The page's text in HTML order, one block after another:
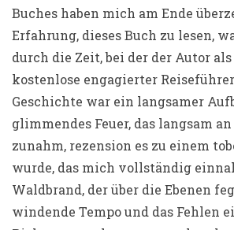
Buches haben mich am Ende
Erfahrung, dieses Buch zu lesen,
durch die Zeit, bei der der Autor
kostenlose engagierter
Geschichte war ein langsamer
glimmendes Feuer, das langsam
zunahm, rezension es zu einem
wurde, das mich vollständig
Waldbrand, der über die Ebenen
windende Tempo und das Fehlen